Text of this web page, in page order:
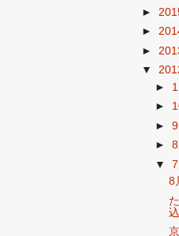
►
►
►
▼
►
►
►
►
▼
8